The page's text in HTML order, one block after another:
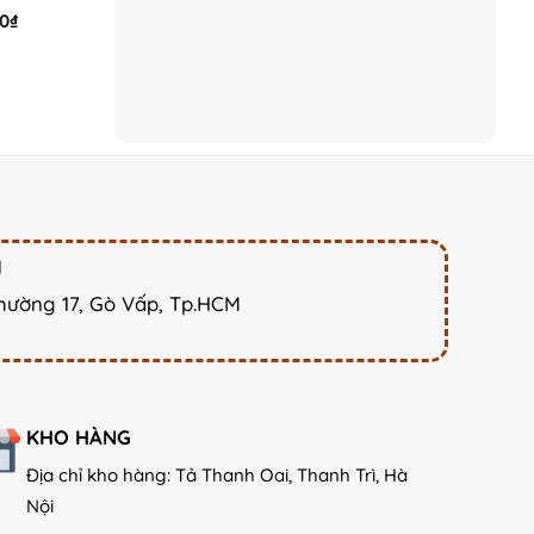
₫Current
17, Gò Vấp, Tp.HCM
KHO HÀNG
Địa chỉ kho hàng: Tả Thanh Oai, Thanh Trì, Hà
Nội